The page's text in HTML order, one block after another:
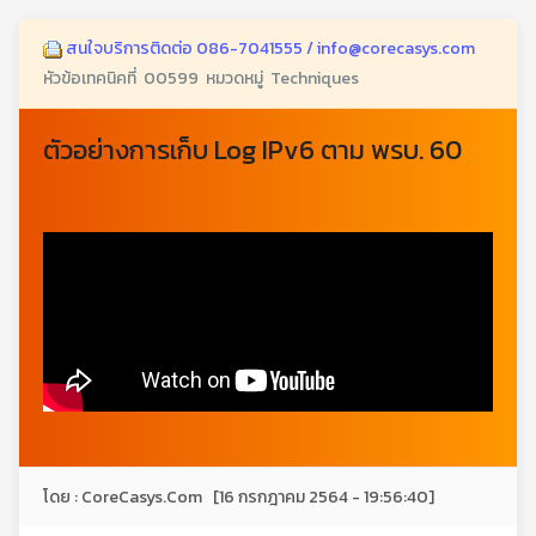
สนใจบริการติดต่อ 086-7041555 / info@corecasys.com
หัวข้อเทคนิคที่ 00599 หมวดหมู่ Techniques
ตัวอย่างการเก็บ Log IPv6 ตาม พรบ. 60
โดย : CoreCasys.Com [16 กรกฎาคม 2564 - 19:56:40]